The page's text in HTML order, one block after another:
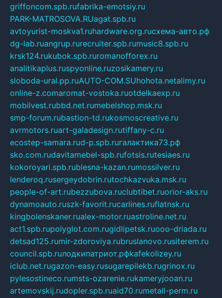
griffoncom.spb.rufabrika-emotsiy.ru
PARK-MATROSOVA.RUagat.spb.ru
avtoyurist-moskva1.ruhardware.org.ruсхема-авто.рф
dg-lab.ruangrup.rurecruiter.spb.rumusic8.spb.ru
krsk124.rukubok.spb.ruromanofforex.ru
analitikaplus.ruspyonline.ruzosikamery.ru
sloboda-ural.pp.ruAUTO-COM.SUhohota.netalimy.ru
online-z.comaromat-vostoka.ruotdelkaexp.ru
mobilvest.rubbd.net.rumebelshop.msk.ru
smp-forum.rubastion-td.rukosmoscreative.ru
avrmotors.ruart-galadesign.rutiffany-c.ru
ecostep-samara.rud-p.spb.ruгалактика73.рф
sko.com.rudavitamebel-spb.rufotsis.rutesiaes.ru
kokoroyari.spb.rublesna-kazan.rumossilver.ru
lenderoq.rusergeydobrin.rutochkazvuka.msk.ru
people-of-art.rubezzubova.ruclubtibet.ruorior-aks.ru
dynamoauto.ruszk-favorit.rucarlines.ruflatnsk.ru
kingbolenskaner.rualex-motor.ruastroline.net.ru
act1.spb.rupolyglot.com.rugidlipetsk.ruooo-driada.ru
detsad125.rumir-zdoroviya.rubruslanovo.rusiterem.ru
council.spb.ruлодкипатриот.рфkafekolizey.ru
iclub.net.rugazon-easy.rusugarepilekb.rugrinox.ru
pylesostineco.rumsts-ozarenie.rukameryjooan.ru
artemovskij.rudopler.spb.ruaid70.rumetall-perm.ru